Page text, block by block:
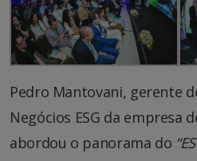
Pedro Mantovani, gerente
Negócios ESG da empresa
abordou o panorama do